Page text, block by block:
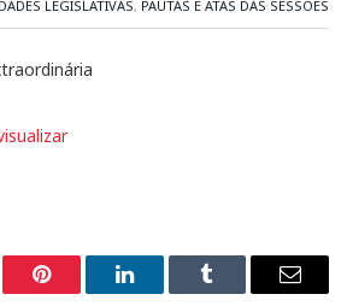
LEGISLATIVAS, PAUTAS E ATAS DAS SESSÕES
Pinterest LinkedInTumblr
E-